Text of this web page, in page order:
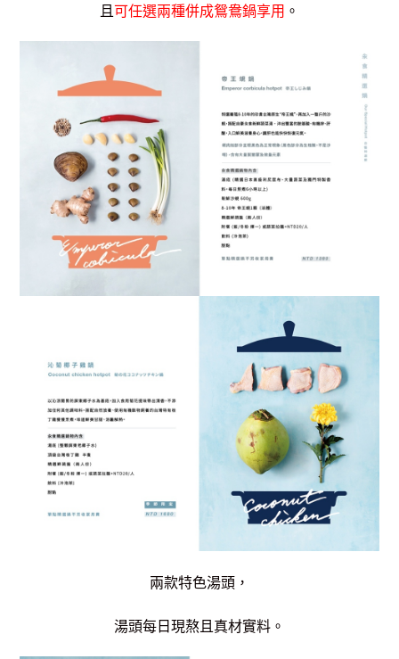
且 可任選兩種併成鴛鴦鍋享用 。
兩款特色湯頭，
湯頭每日現熬且真材實料。